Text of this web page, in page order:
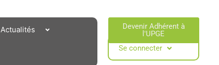
Actualités
Devenir Adhérent à
l'UPGE​
Se connecter